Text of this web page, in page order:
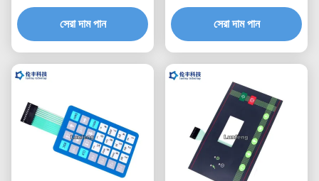
সেরা দাম পান
কীপ্যাড
সেরা দাম পান